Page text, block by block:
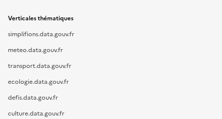
Verticales thématiques
simplifions.data.gouv.fr
meteo.data.gouv.fr
transport.data.gouv.fr
ecologie.data.gouv.fr
defis.data.gouv.fr
culture.data.gouv.fr